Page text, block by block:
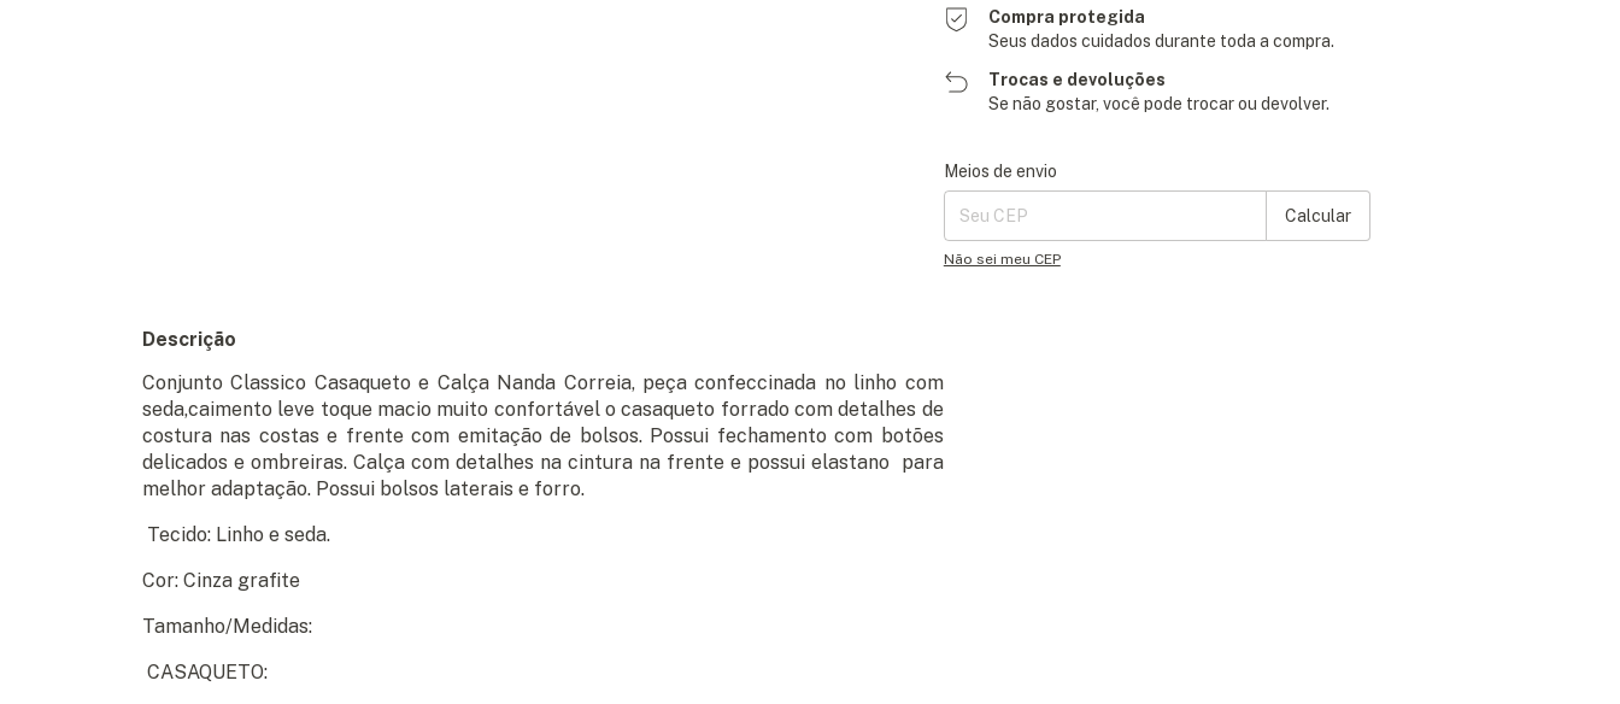
Compra protegida
Seus dados cuidados durante toda a compra.
Trocas e devoluções
Se não gostar, você pode trocar ou devolver.
Entregas para o CEP:
Meios de envio
Calcular
Não sei meu CEP
Descrição
Conjunto Classico Casaqueto e Calça Nanda Correia, peça confeccinada no linho com
seda,caimento leve toque macio muito confortável o casaqueto forrado com detalhes de
costura nas costas e frente com emitação de bolsos. Possui fechamento com botões
delicados e ombreiras. Calça com detalhes na cintura na frente e possui elastano para
melhor adaptação. Possui bolsos laterais e forro.
Tecido: Linho e seda.
Cor: Cinza grafite
Tamanho/Medidas:
CASAQUETO: